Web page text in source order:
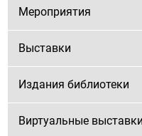
Мероприятия
Выставки
Издания библиотеки
Виртуальные выставки